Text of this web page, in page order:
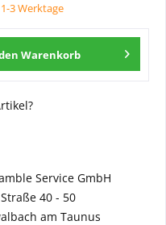
3 Werktage
Warenkorb
Service GmbH
40 - 50
am Taunus